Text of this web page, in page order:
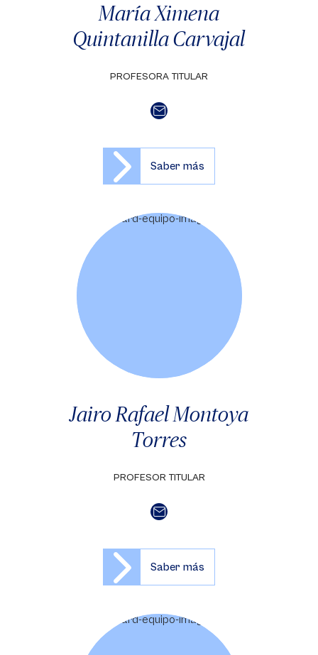
María Ximena
Quintanilla Carvajal
PROFESORA TITULAR
Saber más
Jairo Rafael Montoya
Torres
PROFESOR TITULAR
Saber más